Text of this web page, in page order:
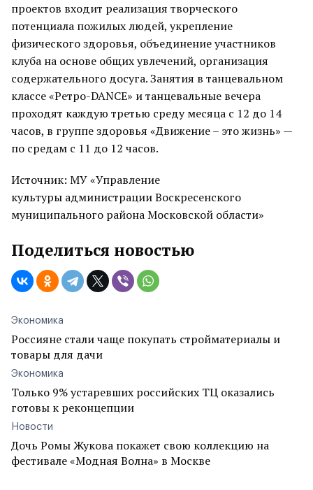
проектов входит реализация творческого
потенциала пожилых людей, укрепление
физического здоровья, объединение участников
клуба на основе общих увлечений, организация
содержательного досуга. Занятия в танцевальном
классе «Ретро-DANCE» и танцевальные вечера
проходят каждую третью среду месяца с 12 до 14
часов, в группе здоровья «Движение – это жизнь» —
по средам с 11 до 12 часов.
Источник: МУ «Управление
культуры администрации Воскресенского
муниципального района Московской области»
Поделиться новостью
Экономика
Россияне стали чаще покупать стройматериалы и
товары для дачи
Экономика
Только 9% устаревших российских ТЦ оказались
готовы к реконцепции
Новости
Дочь Ромы Жукова покажет свою коллекцию на
фестивале «Модная Волна» в Москве